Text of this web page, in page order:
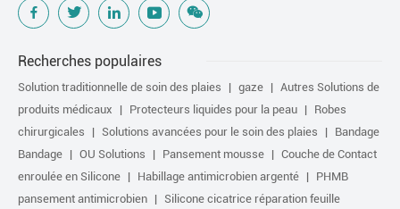
Recherches populaires
Solution traditionnelle de soin des plaies gaze
Autres Solutions de
produits médicaux
Protecteurs liquides pour la peau
Robes
chirurgicales
Solutions avancées pour le soin des plaies
Bandage
Bandage
OU Solutions Pansement mousse
Couche de Contact
enroulée en Silicone
Habillage antimicrobien argenté
PHMB
pansement antimicrobien
Silicone cicatrice réparation feuille